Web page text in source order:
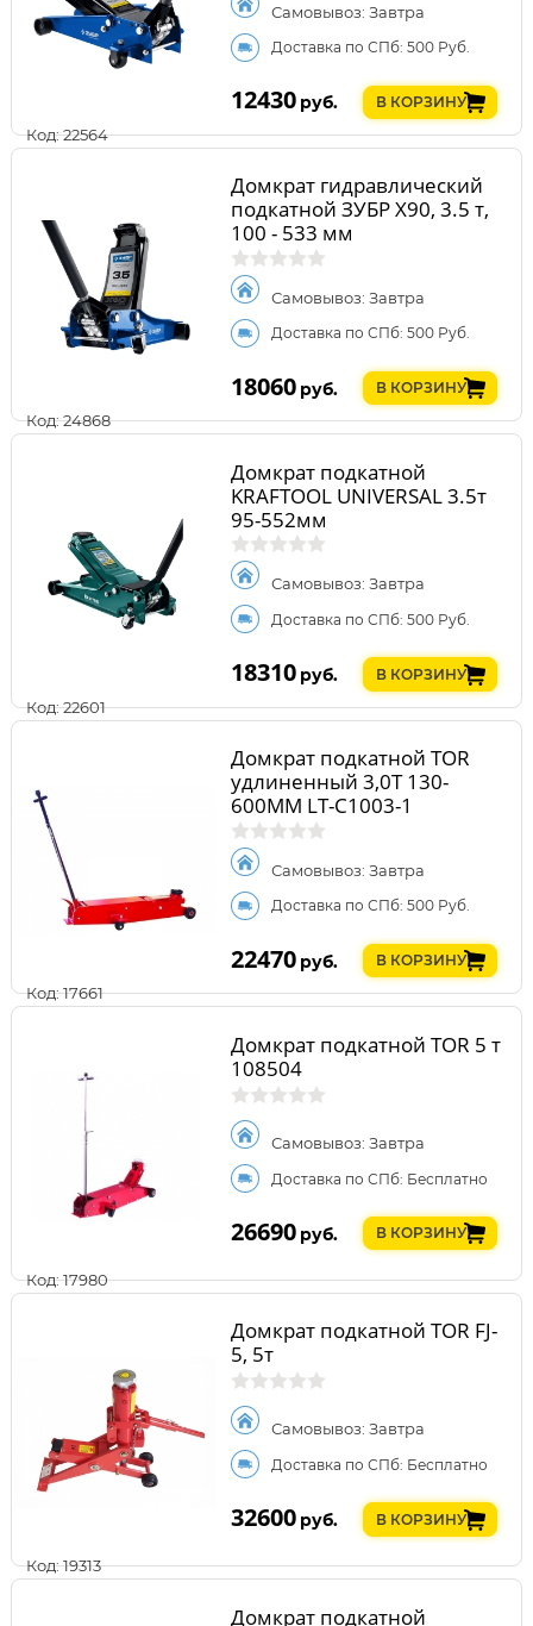
Код: 22564
Самовывоз: Завтра
Доставка по СПб: 500 Руб.
12430 руб. В КОРЗИНУ
Код: 24868
Домкрат гидравлический
подкатной ЗУБР X90, 3.5 т,
100 - 533 мм
Самовывоз: Завтра
Доставка по СПб: 500 Руб.
18060 руб. В КОРЗИНУ
Код: 22601
Домкрат подкатной
KRAFTOOL UNIVERSAL 3.5т
95-552мм
Самовывоз: Завтра
Доставка по СПб: 500 Руб.
18310 руб. В КОРЗИНУ
Код: 17661
Домкрат подкатной TOR
удлиненный 3,0Т 130-
600MM LT-C1003-1
Самовывоз: Завтра
Доставка по СПб: 500 Руб.
22470 руб. В КОРЗИНУ
Код: 17980
Домкрат подкатной TOR 5 т
108504
Самовывоз: Завтра
Доставка по СПб: Бесплатно
26690 руб. В КОРЗИНУ
Код: 19313
Домкрат подкатной TOR FJ-
5, 5т
Самовывоз: Завтра
Доставка по СПб: Бесплатно
32600 руб. В КОРЗИНУ
Домкрат подкатной